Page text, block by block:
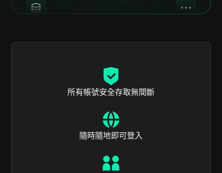
所有帳號安全存取無間斷
隨時隨地即可登入